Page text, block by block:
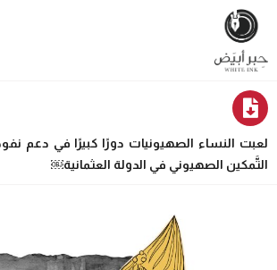
لعبت النساء الصهيونيات دورًا كبيرًا في دعم
التَّمكين الصهيوني في الدولة العثمانية￼